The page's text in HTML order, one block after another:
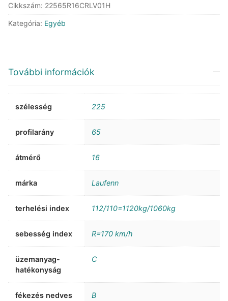
Cikkszám: 22565R16CRLV01H
Kategória: Egyéb
További információk
szélesség 225
profilarány 65
átmérő 16
márka Laufenn
terhelési index 112/110=1120kg/1060kg
sebesség index R=170 km/h
üzemanyag-
hatékonyság
C
fékezés nedves
B